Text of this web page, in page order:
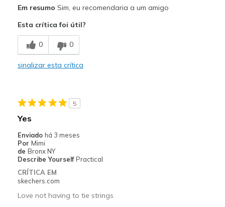
Breathe Well
Comfortable
Casual Wear
Width
Sizing
View On Shoes
I'm Really Into Shoes
Em resumo Sim, eu recomendaria a um amigo
Esta crítica foi útil?
0 0
sinalizar esta crítica
5
Yes
Enviado há 3 meses
Por Mimi
de Bronx NY
Describe Yourself Practical
CRÍTICA EM
skechers.com
Love not having to tie strings